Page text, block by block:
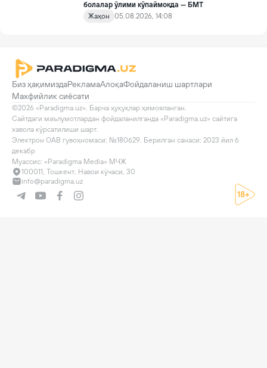
тўғрисида»ги қарори билан инклюзив таълим соҳасида қатор
янги механизмлар жорий этилади.
болалар ўлими кўпаймоқда — БМТ
Жаҳон
05.08.2026, 14:08
Биз ҳақимиздаРекламаАлоқаФойдаланиш шартлари
Махфийлик сиёсати
©2026 «Paradigma.uz». Барча ҳуқуқлар ҳимояланган.
Сайтдаги маълумотлардан фойдаланилганда «Paradigma.uz» сайтига
хавола кўрсатилиши шарт.
Электрон ОАВ гувоҳномаси: №180629. Берилган санаси: 2023 йил 6
декабр
Муассис: «Paradigma Media» МЧЖ
100011, Тошкент, Навои кўчаси, 30
info@paradigma.uz